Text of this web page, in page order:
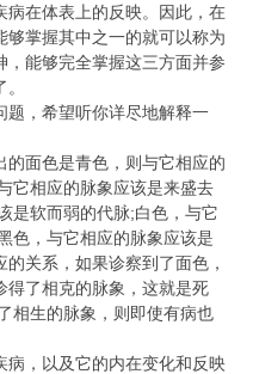
病在体表上的反映。因此，在
掌握其中之一的就可以称为
，能够完全掌握这三方面并参
，希望听你详尽地解释一
面色是青色，则与它相应的
它相应的脉象应该是来盛去
是软而弱的代脉;白色，与它
色，与它相应的脉象应该是
关系，如果诊察到了面色，
得了相克的脉象，这就是死
相生的脉象，则即使有病也
，以及它的内在变化和反映